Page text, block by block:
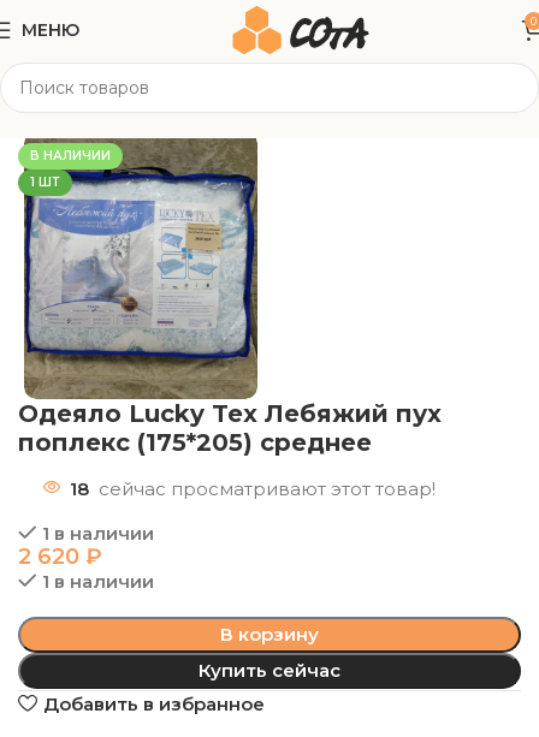
МЕНЮ 0
Текстиль
В НАЛИЧИИ
1 ШТ
Одеяло Lucky Tex Лебяжий пух
поплекс (175*205) среднее
18 сейчас просматривают этот товар!
1 в наличии
2 620 ₽
1 в наличии
В корзину
Купить сейчас
Добавить в избранное